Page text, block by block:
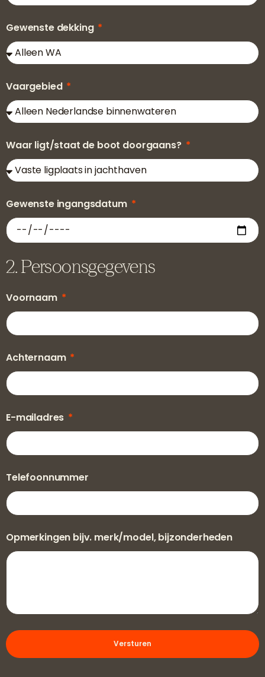
Gewenste dekking
Vaargebied
Waar ligt/staat de boot doorgaans?
Gewenste ingangsdatum
2. Persoonsgegevens
Voornaam
Achternaam
E-mailadres
Telefoonnummer
Opmerkingen bijv. merk/model, bijzonderheden
Versturen